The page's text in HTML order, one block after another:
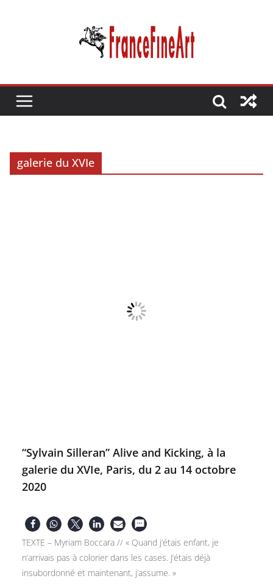
galerie du XVIe
“Sylvain Silleran” Alive and Kicking, à la
galerie du XVIe, Paris, du 2 au 14 octobre
2020
TEXTE – Myriam Boccara // « Quand j’étais enfant, je
n’arrivais pas à colorier dans les cases. J’étais déjà
insubordonné et maintenant, j’assume. »